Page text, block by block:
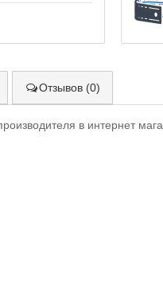
Отзывов (0)
в интернет